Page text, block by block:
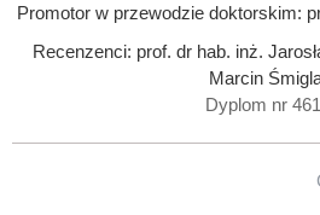
Promotor w przewodzie doktorskim:
Recenzenci: prof. dr hab. inż.
Marcin
Dyplom nr